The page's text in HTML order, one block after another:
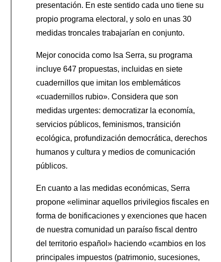
presentación. En este sentido cada uno tiene su
propio programa electoral, y solo en unas 30
medidas troncales trabajarían en conjunto.
Mejor conocida como Isa Serra, su programa
incluye 647 propuestas, incluidas en siete
cuadernillos que imitan los emblemáticos
«cuadernillos rubio». Considera que son
medidas urgentes: democratizar la economía,
servicios públicos, feminismos, transición
ecológica, profundización democrática, derechos
humanos y cultura y medios de comunicación
públicos.
En cuanto a las medidas económicas, Serra
propone «eliminar aquellos privilegios fiscales en
forma de bonificaciones y exenciones que hacen
de nuestra comunidad un paraíso fiscal dentro
del territorio español» haciendo «cambios en los
principales impuestos (patrimonio, sucesiones,